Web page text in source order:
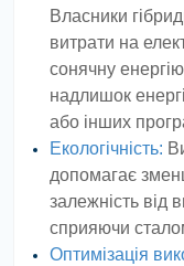
Власники
витрати на
сонячну
надлишок
або інших
Екологічність:
допомагає
залежність від
сприяючи
Оптимізація